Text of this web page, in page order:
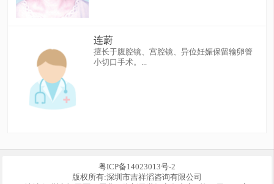
连蔚
擅长于腹腔镜、宫腔镜、异位妊娠保留输卵管
小切口手术。...
粤ICP备14023013号-2
版权所有:深圳市吉祥滔咨询有限公司